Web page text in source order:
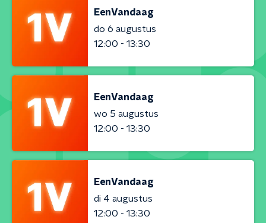
EenVandaag
do 6 augustus
12:00 - 13:30
EenVandaag
wo 5 augustus
12:00 - 13:30
EenVandaag
di 4 augustus
12:00 - 13:30